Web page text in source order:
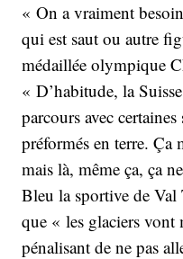
« On a vraiment
qui est saut ou autre
médaillée olympique
« D’habitude, la
parcours avec
préformés en terre. Ça
mais là, même ça, ça
Bleu la sportive de Val
que « les glaciers vont
pénalisant de ne pas